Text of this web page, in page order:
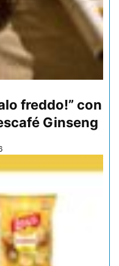
freddo!” con
Ginseng